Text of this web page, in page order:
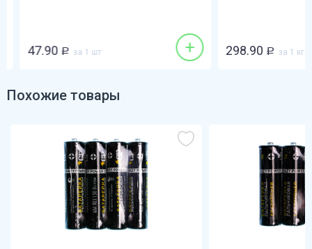
47.90 за 1 шт + 298.90 Р за 1 кг
Похожие товары